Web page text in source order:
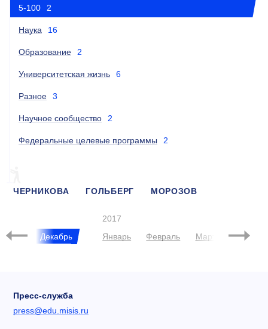
5-100 2
Наука 16
Образование 2
Университетская жизнь 6
Разное 3
Научное сообщество 2
Федеральные целевые программы 2
ЧЕРНИКОВА ГОЛЬБЕРГ МОРОЗОВ
УТКИН
Декабрь
2017
Январь
Февраль Март Апрель
Пресс-служба
press@edu.misis.ru